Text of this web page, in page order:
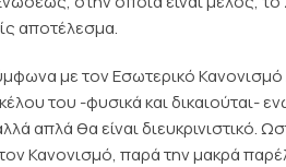
αποτέλεσμα.
με τον Εσωτερικό Κανονισμό
του -φυσικά και δικαιούται-
απλά θα είναι διευκρινιστικό.
Κανονισμό, παρά την μακρά